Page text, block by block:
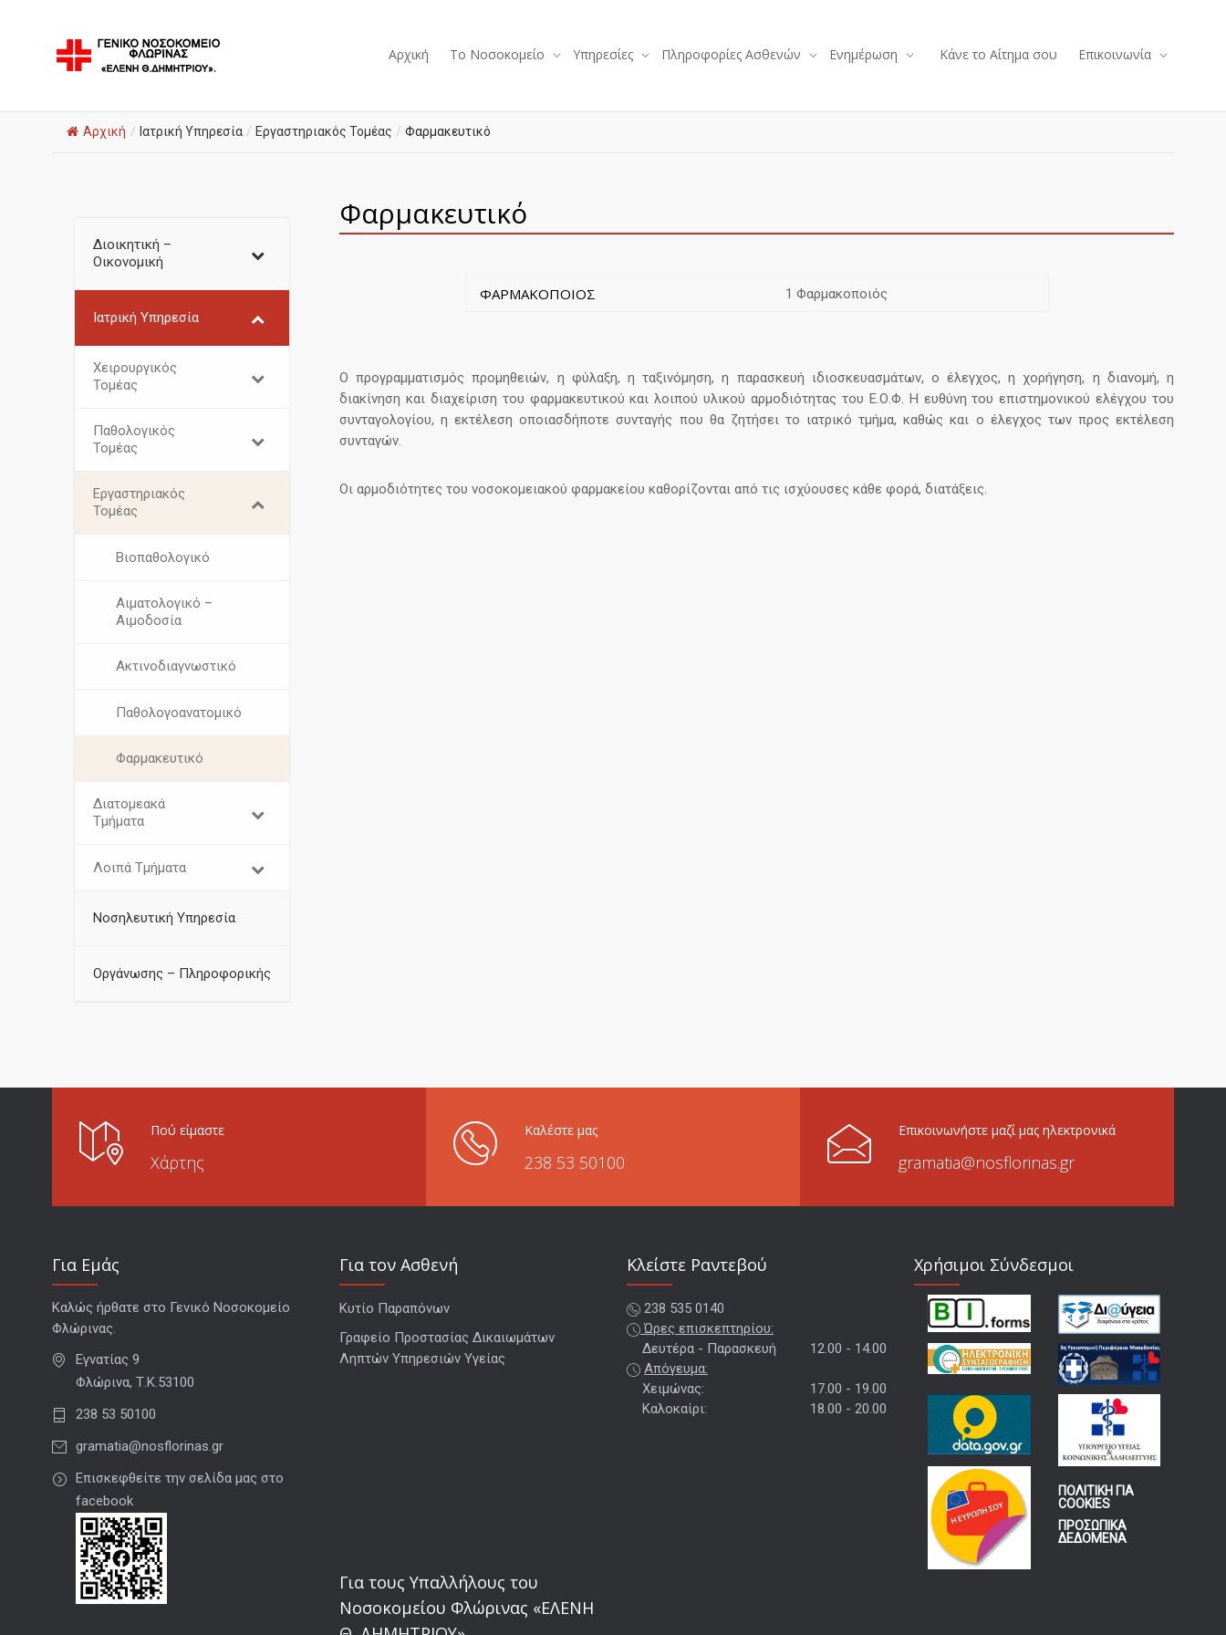
Αρχική Το Νοσοκομείο Υπηρεσίες Πληροφορίες Ασθενών Ενημέρωση Κάνε το Αίτημα σου Επικοινωνία
Αρχική / Ιατρική Υπηρεσία / Εργαστηριακός Τομέας / Φαρμακευτικό
Διοικητική –
Οικονομική
Ιατρική Υπηρεσία
Χειρουργικός
Τομέας
Παθολογικός
Τομέας
Εργαστηριακός
Τομέας
Βιοπαθολογικό
Αιματολογικό –
Αιμοδοσία
Ακτινοδιαγνωστικό
Παθολογοανατομικό
Φαρμακευτικό
Διατομεακά
Τμήματα
Λοιπά Τμήματα
Νοσηλευτική Υπηρεσία
Οργάνωσης – Πληροφορικής
Φαρμακευτικό
ΦΑΡΜΑΚΟΠΟΙΟΣ 1 Φαρμακοποιός
Ο προγραμματισμός προμηθειών, η φύλαξη, η ταξινόμηση, η παρασκευή ιδιοσκευασμάτων, ο έλεγχος, η χορήγηση, η διανομή, η
διακίνηση και διαχείριση του φαρμακευτικού και λοιπού υλικού αρμοδιότητας του Ε.Ο.Φ. Η ευθύνη του επιστημονικού ελέγχου του
συνταγολογίου, η εκτέλεση οποιασδήποτε συνταγής που θα ζητήσει το ιατρικό τμήμα, καθώς και ο έλεγχος των προς εκτέλεση
συνταγών.
Οι αρμοδιότητες του νοσοκομειακού φαρμακείου καθορίζονται από τις ισχύουσες κάθε φορά, διατάξεις.
Πού είμαστε
Χάρτης
Καλέστε μας
238 53 50100
Επικοινωνήστε μαζί μας ηλεκτρονικά
gramatia@nosflorinas.gr
Για Εμάς
Καλώς ήρθατε στο Γενικό Νοσοκομείο
Φλώρινας.
Εγνατίας 9
Φλώρινα, Τ.Κ.53100
238 53 50100
gramatia@nosflorinas.gr
Επισκεφθείτε την σελίδα μας στο
facebook
Για τον Ασθενή
Κυτίο Παραπόνων
Γραφείο Προστασίας Δικαιωμάτων
Ληπτών Υπηρεσιών Υγείας
Kλείστε Ραντεβού
238 535 0140
Ώρες επισκεπτηρίου:
Δευτέρα - Παρασκευή
12.00 - 14.00
Απόγευμα:
Χειμώνας:
17.00 - 19.00
Καλοκαίρι:
18.00 - 20.00
Χρήσιμοι Σύνδεσμοι
ΠΟΛΙΤΙΚΗ ΓΙΑ
COOKIES
ΠΡΟΣΩΠΙΚΑ
ΔΕΔΟΜΕΝΑ
Για τους Υπαλλήλους του
Νοσοκομείου Φλώρινας «ΕΛΕΝΗ